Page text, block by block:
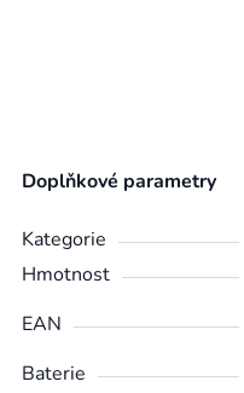
Doplňkové parametry
Kategorie
Hmotnost
EAN
Baterie